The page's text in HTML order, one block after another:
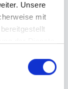
Unsere
mit
of delivery